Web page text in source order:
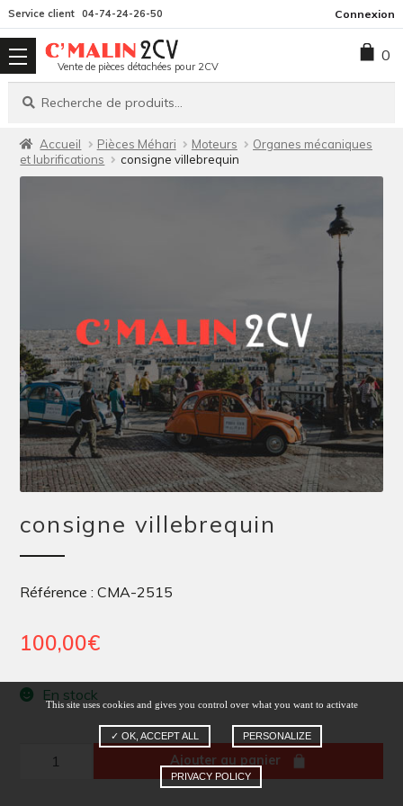
la
navigation
contenu
Service client 04-74-24-26-50 Connexion
Vente de pièces détachées pour 2CV
Recherche
Recherche
0
Accueil Pièces Méhari Moteurs
Organes mécaniques
et lubrifications
consigne villebrequin
consigne villebrequin
Référence : CMA-2515
100,00€
En stock
quantité
Ajouter au panier
This site uses cookies and gives you control over what you want to activate
✓ OK, ACCEPT ALL PERSONALIZE
PRIVACY POLICY